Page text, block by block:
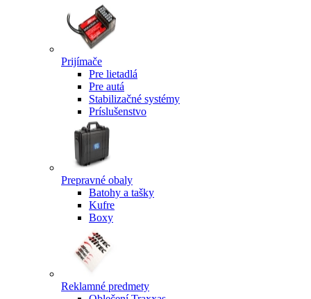
Prijímače
Pre lietadlá
Pre autá
Stabilizačné systémy
Príslušenstvo
Prepravné obaly
Batohy a tašky
Kufre
Boxy
Reklamné predmety